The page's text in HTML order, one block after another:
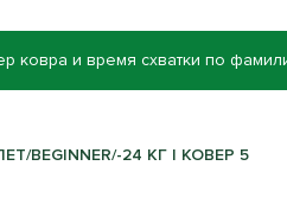
ковра и время схватки по
BEGINNER/-24 КГ | КОВЕР 5